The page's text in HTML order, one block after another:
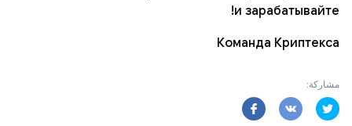
и зарабатывайте!
Команда Криптекса
مشاركة: